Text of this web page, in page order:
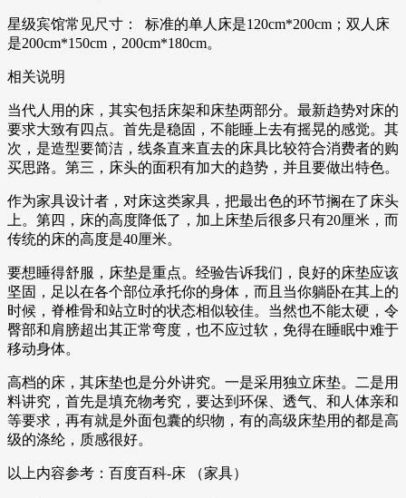
星级宾馆常见尺寸： 标准的单人床是120cm*200cm；双人床
是200cm*150cm，200cm*180cm。
相关说明
当代人用的床，其实包括床架和床垫两部分。最新趋势对床的
要求大致有四点。首先是稳固，不能睡上去有摇晃的感觉。其
次，是造型要简洁，线条直来直去的床具比较符合消费者的购
买思路。第三，床头的面积有加大的趋势，并且要做出特色。
作为家具设计者，对床这类家具，把最出色的环节搁在了床头
上。第四，床的高度降低了，加上床垫后很多只有20厘米，而
传统的床的高度是40厘米。
要想睡得舒服，床垫是重点。经验告诉我们，良好的床垫应该
坚固，足以在各个部位承托你的身体，而且当你躺卧在其上的
时候，脊椎骨和站立时的状态相似较佳。当然也不能太硬，令
臀部和肩膀超出其正常弯度，也不应过软，免得在睡眠中难于
移动身体。
高档的床，其床垫也是分外讲究。一是采用独立床垫。二是用
料讲究，首先是填充物考究，要达到环保、透气、和人体亲和
等要求，再有就是外面包囊的织物，有的高级床垫用的都是高
级的涤纶，质感很好。
以上内容参考：百度百科-床 （家具）